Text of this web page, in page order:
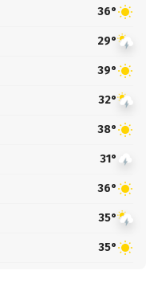
36°
29°
39°
32°
38°
31°
36°
35°
35°